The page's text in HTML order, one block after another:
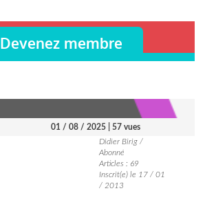
Devenez membre
01 / 08 / 2025 | 57 vues
Didier Birig /
Abonné
Articles : 69
Inscrit(e) le 17 / 01
/ 2013